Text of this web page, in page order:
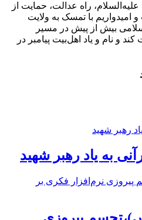
راه عدالت، حمایت از
امیدواریم با تمسک به ولایت
بیش از پیش در مسیر
و نام و یاد اهل‌بیت پیامبر در
به یاد رهبر شهید